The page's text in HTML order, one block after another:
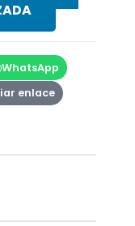
WhatsApp
enlace